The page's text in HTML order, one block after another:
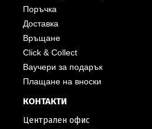
Поръчка
Доставка
Връщане
Click & Collect
Ваучери за подарък
Плащане на вноски
КОНТАКТИ
Централен офис